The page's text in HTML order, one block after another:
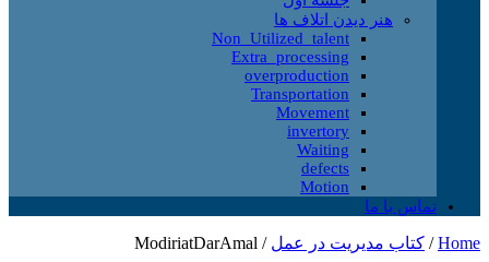
هنر دیدن اتلاف ها
Non_Utilized_talent
Extra_processing
overproduction
Transportation
Movement
invertory
Waiting
defects
Motion
تماس با ما
Home
/ کتاب مدیریت در عمل /
ModiriatDarAmal